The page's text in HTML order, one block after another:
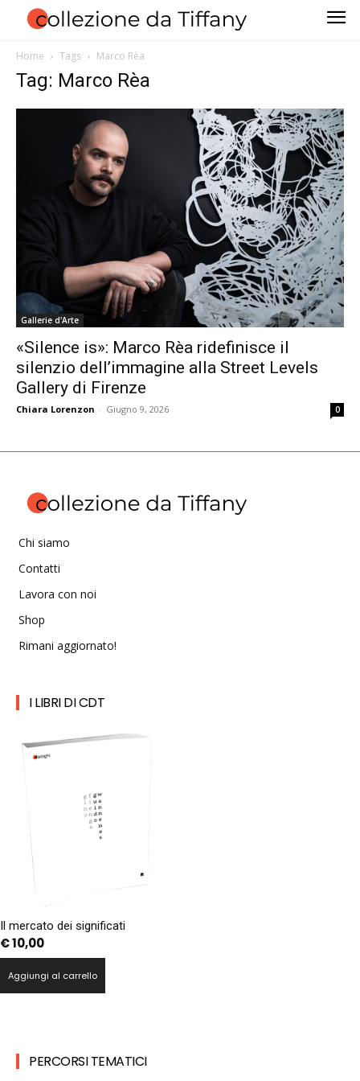
Home Tags Marco Rèa
Tag: Marco Rèa
Gallerie d'Arte
«Silence is»: Marco Rèa ridefinisce il
silenzio dell’immagine alla Street Levels
Gallery di Firenze
Chiara Lorenzon - Giugno 9, 2026 0
Chi siamo
Contatti
Lavora con noi
Shop
Rimani aggiornato!
I LIBRI DI CDT
Il mercato dei significati
€10,00
Aggiungi al carrello
PERCORSI TEMATICI